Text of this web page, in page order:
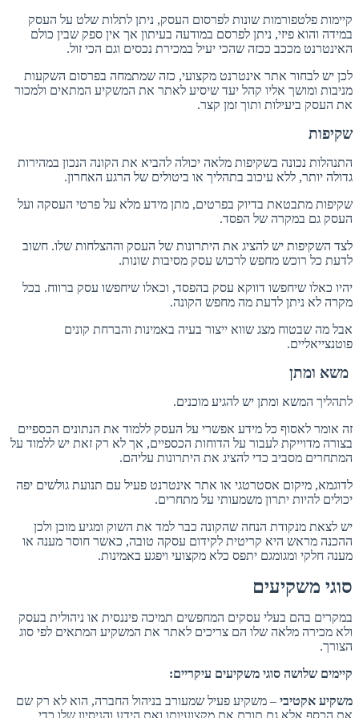
קיימות פלטפורמות שונות לפרסום העסק, ניתן לתלות שלט על העסק
במידה והוא פיזי, ניתן לפרסם במודעה בעיתון אך אין ספק שבין כולם
האינטרנט מככב ככזה שהכי יעיל במכירת נכסים וגם הכי זול.
לכן יש לבחור אתר אינטרנט מקצועי, כזה שמתמחה בפרסום השקעות
מניבות ומושך אליו קהל יעד שיסיע לאתר את המשקיע המתאים ולמכור
את העסק ביעילות ותוך זמן קצר.
שקיפות
התנהלות נכונה בשקיפות מלאה יכולה להביא את הקונה הנכון במהירות
גדולה יותר, ללא עיכוב בתהליך או ביטולים של הרגע האחרון.
שקיפות מתבטאת בדיוק בפרטים, מתן מידע מלא על פרטי העסקה ועל
העסק גם במקרה של הפסד.
לצד השקיפות יש להציג את היתרונות של העסק וההצלחות שלו. חשוב
לדעת כל רוכש מחפש לרכוש עסק מסיבות שונות.
יהיו כאלו שיחפשו דווקא עסק בהפסד, וכאלו שיחפשו עסק ברווח. בכל
מקרה לא ניתן לדעת מה מחפש הקונה.
אבל מה שבטוח מצג שווא ייצור בעיה באמינות והברחת קונים
פוטנצייאליים.
משא ומתן
לתהליך המשא ומתן יש להגיע מוכנים.
זה אומר לאסוף כל מידע אפשרי על העסק ללמוד את הנתונים הכספיים
בצורה מדוייקת לעבור על הדוחות הכספיים, אך לא רק זאת יש ללמוד על
המתחרים מסביב כדי להציג את היתרונות עליהם.
לדוגמא, מיקום אסטרטגי או אתר אינטרנט פעיל עם תנועת גולשים יפה
יכולים להיות יתרון משמעותי על מתחרים.
יש לצאת מנקודת הנחה שהקונה כבר למד את השוק ומגיע מוכן ולכן
ההכנה מראש היא קריטית לקידום עסקה טובה, כאשר חוסר מענה או
מענה חלקי ומגומגם יתפס כלא מקצועי ויפגע באמינות.
סוגי משקיעים
במקרים בהם בעלי עסקים המחפשים תמיכה פיננסית או ניהולית בעסק
ולא מכירה מלאה שלו הם צריכים לאתר את המשקיע המתאים לפי סוג
הצורך.
קיימים שלושה סוגי משקיעים עיקריים:
משקיע אקטיבי – משקיע פעיל שמעורב בניהול החברה, הוא לא רק שם
את הכסף אלא גם תורם את מקצועיותו ואת הידע והניסיון שלו כדי